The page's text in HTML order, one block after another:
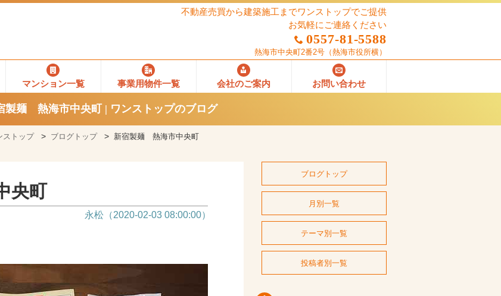
不動産売買から建築施工までワンストップでご提供
お気軽にご連絡ください
0557-81-5588
熱海市中央町2番2号 （熱海市役所横）
マンション一覧 事業用物件一覧 会社のご案内 お問い合わせ
製麺 熱海市中央町 | ワンストップのブログ
ストップ ブログトップ 新宿製麺 熱海市中央町
央町
永松（2020-02-03 08:00:00）
ブログトップ
月別一覧
テーマ別一覧
投稿者別一覧